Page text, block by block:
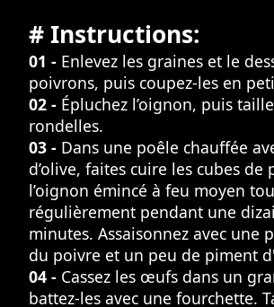
# Instructions:
01 - Enlevez les graines et le
poivrons, puis coupez-les en
02 - Épluchez l’oignon, puis
rondelles.
03 - Dans une poêle chauffée
d’olive, faites cuire les cubes de
l’oignon émincé à feu moyen
régulièrement pendant une
minutes. Assaisonnez avec une
du poivre et un peu de piment
04 - Cassez les œufs dans un
battez-les avec une fourchette.